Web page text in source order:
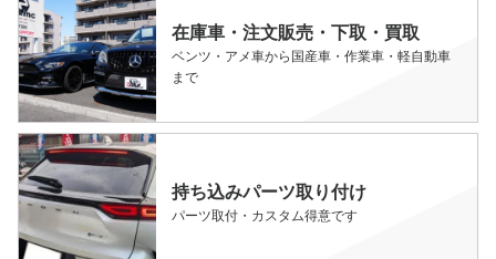
在庫車・注文販売・下取・買取
ベンツ・アメ車から国産車・作業車・軽自動車
まで
持ち込みパーツ取り付け
パーツ取付・カスタム得意です